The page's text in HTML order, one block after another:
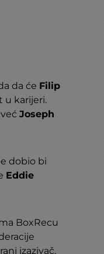
da će Filip
u karijeri.
Joseph
dobio bi
Eddie
BoxRecu
izazivač,